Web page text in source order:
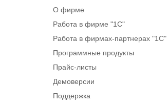
О фирме
Работа в фирме "1С"
Работа в фирмах-партнерах "1С"
Программные продукты
Прайс-листы
Демоверсии
Поддержка